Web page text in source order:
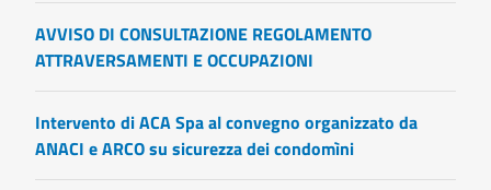
AVVISO DI CONSULTAZIONE REGOLAMENTO
ATTRAVERSAMENTI E OCCUPAZIONI
Intervento di ACA Spa al convegno organizzato da
ANACI e ARCO su sicurezza dei condomìni